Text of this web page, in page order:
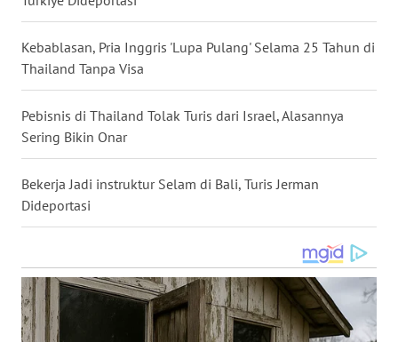
Kebablasan, Pria Inggris 'Lupa Pulang' Selama 25 Tahun di
Thailand Tanpa Visa
Pebisnis di Thailand Tolak Turis dari Israel, Alasannya
Sering Bikin Onar
Bekerja Jadi instruktur Selam di Bali, Turis Jerman
Dideportasi
WN
NUSANTARA
WN
WN
KALBAR